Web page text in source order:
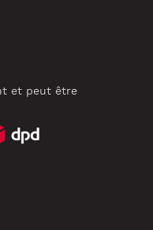
et peut être